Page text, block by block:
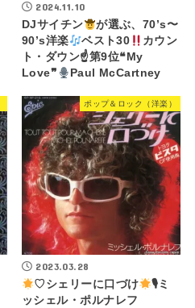
2024.11.10
DJサイチン
が選ぶ、70’s〜
90’s洋楽
ベスト30
カウン
ト・ダウン☝第9位❝My
Love❞
Paul McCartney
ポップ＆ロック（洋楽）
2023.03.28
♡シェリーに口づけ
🎙ミ
ッシェル・ポルナレフ